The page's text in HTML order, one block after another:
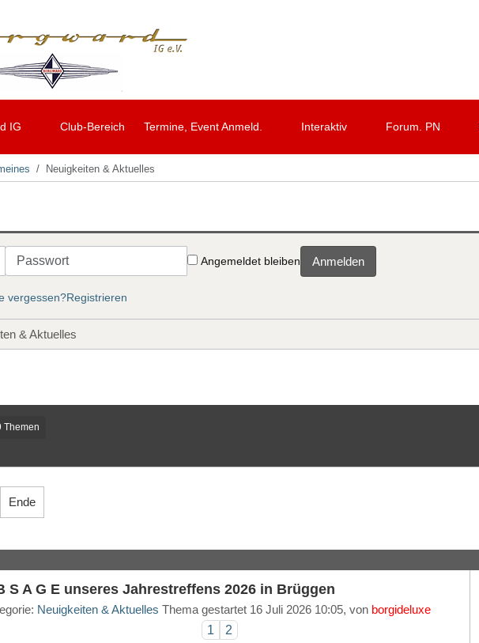
IG Club-Bereich Termine, Event Anmeld. Interaktiv Forum. PN
Neuigkeiten & Aktuelles
Passwort
Angemeldet bleiben Anmelden
vergessen?Registrieren
& Aktuelles
Themen
Ende
S A G E unseres Jahrestreffens 2026 in Brüggen
Neuigkeiten & Aktuelles Thema gestartet 16 Juli 2026 10:05, von borgideluxe
1
2